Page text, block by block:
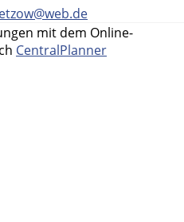
mit dem Online-
CentralPlanner